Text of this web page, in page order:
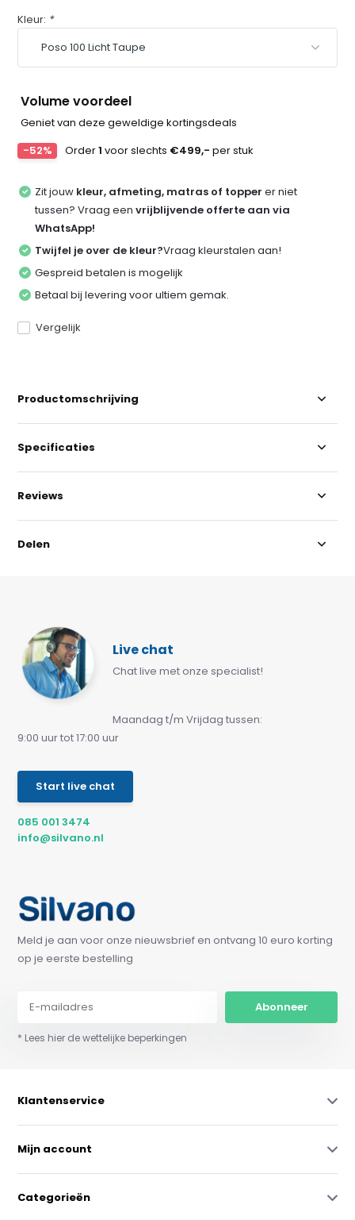
Kleur: *
Volume voordeel
Geniet van deze geweldige kortingsdeals
-52%
Order1 voor slechts €499,- per stuk
Zit jouw kleur, afmeting, matras of topper er niet
tussen? Vraag eenvrijblijvende offerte aan via
WhatsApp!
Twijfel je over de kleur?Vraag kleurstalen aan!
Gespreid betalen is mogelijk
Betaal bij levering voor ultiem gemak.
Vergelijk
Productomschrijving
Specificaties
Reviews
Delen
Live chat
Chat live met onze specialist!
Maandag t/m Vrijdag tussen:
9:00 uur tot 17:00 uur
Start live chat
085 001 3474
info@silvano.nl
Meld je aan voor onze nieuwsbrief en ontvang 10 euro korting
op je eerste bestelling
Abonneer
* Lees hier de wettelijke beperkingen
Klantenservice
Mijn account
Categorieën